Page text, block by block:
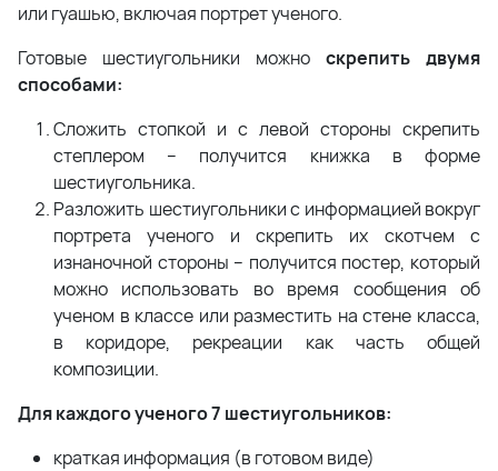
или гуашью, включая портрет ученого.
Готовые шестиугольники можно скрепить двумя
способами:
Сложить стопкой и с левой стороны скрепить
степлером – получится книжка в форме
шестиугольника.
Разложить шестиугольники с информацией вокруг
портрета ученого и скрепить их скотчем с
изнаночной стороны – получится постер, который
можно использовать во время сообщения об
ученом в классе или разместить на стене класса,
в коридоре, рекреации как часть общей
композиции.
Для каждого ученого 7 шестиугольников:
краткая информация (в готовом виде)